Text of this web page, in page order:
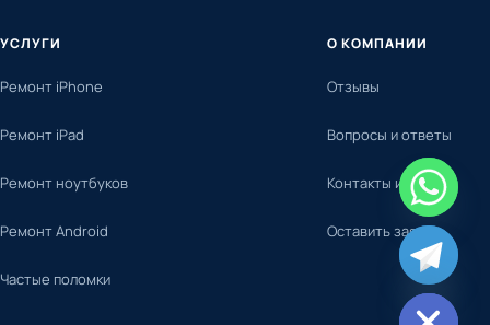
УСЛУГИ
Ремонт iPhone
Ремонт iPad
Ремонт ноутбуков
Ремонт Android
Частые поломки
О КОМПАНИИ
Отзывы
Вопросы и ответы
Контакты и адреса
Оставить заявку
Hide
chaty